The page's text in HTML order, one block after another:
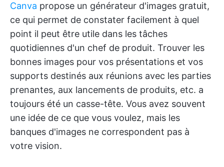
Canva propose un générateur d'images gratuit,
ce qui permet de constater facilement à quel
point il peut être utile dans les tâches
quotidiennes d'un chef de produit. Trouver les
bonnes images pour vos présentations et vos
supports destinés aux réunions avec les parties
prenantes, aux lancements de produits, etc. a
toujours été un casse-tête. Vous avez souvent
une idée de ce que vous voulez, mais les
banques d'images ne correspondent pas à
votre vision.